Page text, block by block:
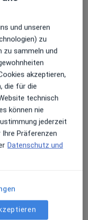
Olaf Hupfer
Düsseldorf
einer neuen
an diesem
und unseren
zu
zu sammeln und
akzeptieren,
die für die
technisch
können nie
jederzeit
Präferenzen
Datenschutz und